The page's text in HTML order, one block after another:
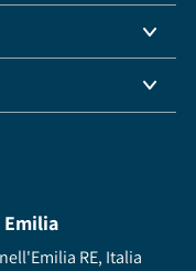
Emilia
RE, Italia